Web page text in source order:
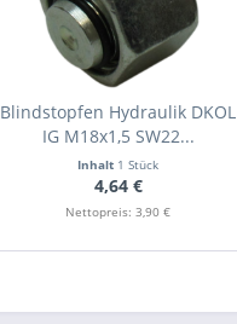
Blindstopfen Hydraulik DKOL
IG M18x1,5 SW22...
Inhalt 1 Stück
4,64 €
Nettopreis: 3,90 €